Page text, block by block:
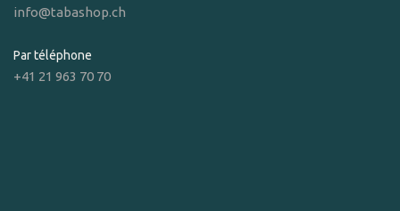
info@tabashop.ch
Par téléphone
+41 21 963 70 70